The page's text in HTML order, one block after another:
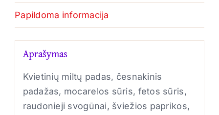
Papildoma informacija
Aprašymas
Kvietinių miltų padas, česnakinis
padažas, mocarelos sūris, fetos sūris,
raudonieji svogūnai, šviežios paprikos,